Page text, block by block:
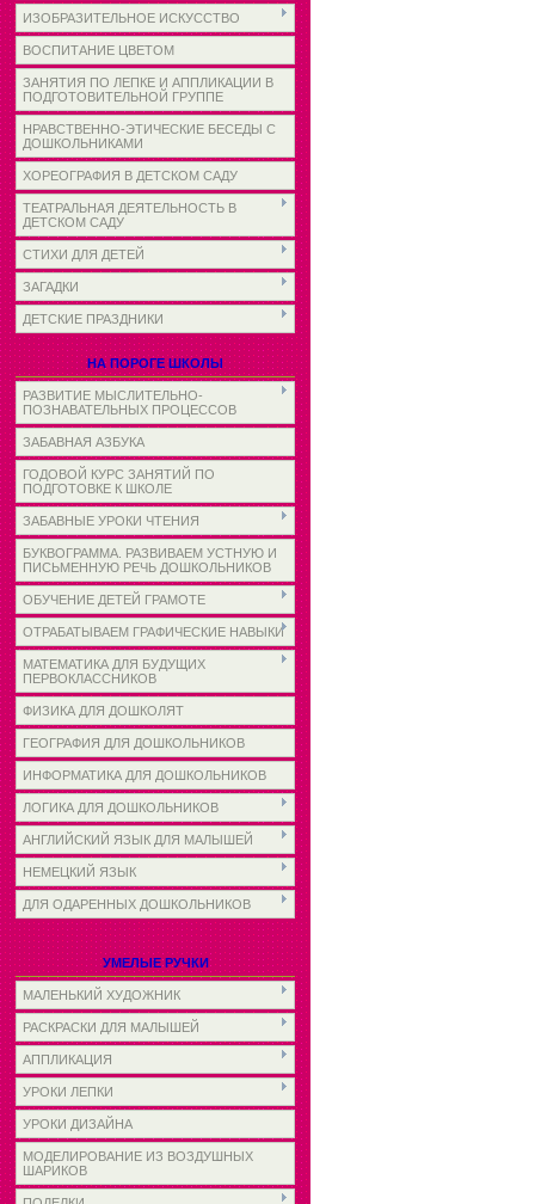
ИЗОБРАЗИТЕЛЬНОЕ ИСКУССТВО
ВОСПИТАНИЕ ЦВЕТОМ
ЗАНЯТИЯ ПО ЛЕПКЕ И АППЛИКАЦИИ В
ПОДГОТОВИТЕЛЬНОЙ ГРУППЕ
НРАВСТВЕННО-ЭТИЧЕСКИЕ БЕСЕДЫ С
ДОШКОЛЬНИКАМИ
ХОРЕОГРАФИЯ В ДЕТСКОМ САДУ
ТЕАТРАЛЬНАЯ ДЕЯТЕЛЬНОСТЬ В
ДЕТСКОМ САДУ
СТИХИ ДЛЯ ДЕТЕЙ
ЗАГАДКИ
ДЕТСКИЕ ПРАЗДНИКИ
НА ПОРОГЕ ШКОЛЫ
РАЗВИТИЕ МЫСЛИТЕЛЬНО-
ПОЗНАВАТЕЛЬНЫХ ПРОЦЕССОВ
ЗАБАВНАЯ АЗБУКА
ГОДОВОЙ КУРС ЗАНЯТИЙ ПО
ПОДГОТОВКЕ К ШКОЛЕ
ЗАБАВНЫЕ УРОКИ ЧТЕНИЯ
БУКВОГРАММА. РАЗВИВАЕМ УСТНУЮ И
ПИСЬМЕННУЮ РЕЧЬ ДОШКОЛЬНИКОВ
ОБУЧЕНИЕ ДЕТЕЙ ГРАМОТЕ
ОТРАБАТЫВАЕМ ГРАФИЧЕСКИЕ НАВЫКИ
МАТЕМАТИКА ДЛЯ БУДУЩИХ
ПЕРВОКЛАССНИКОВ
ФИЗИКА ДЛЯ ДОШКОЛЯТ
ГЕОГРАФИЯ ДЛЯ ДОШКОЛЬНИКОВ
ИНФОРМАТИКА ДЛЯ ДОШКОЛЬНИКОВ
ЛОГИКА ДЛЯ ДОШКОЛЬНИКОВ
АНГЛИЙСКИЙ ЯЗЫК ДЛЯ МАЛЫШЕЙ
НЕМЕЦКИЙ ЯЗЫК
ДЛЯ ОДАРЕННЫХ ДОШКОЛЬНИКОВ
УМЕЛЫЕ РУЧКИ
МАЛЕНЬКИЙ ХУДОЖНИК
РАСКРАСКИ ДЛЯ МАЛЫШЕЙ
АППЛИКАЦИЯ
УРОКИ ЛЕПКИ
УРОКИ ДИЗАЙНА
МОДЕЛИРОВАНИЕ ИЗ ВОЗДУШНЫХ
ШАРИКОВ